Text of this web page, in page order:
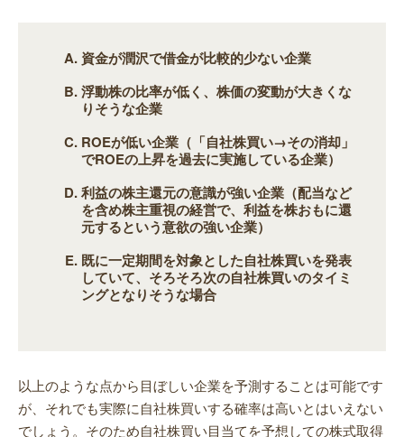
資金が潤沢で借金が比較的少ない企業
浮動株の比率が低く、株価の変動が大きくな
りそうな企業
ROEが低い企業（「自社株買い→その消却」
でROEの上昇を過去に実施している企業）
利益の株主還元の意識が強い企業（配当など
を含め株主重視の経営で、利益を株おもに還
元するという意欲の強い企業）
既に一定期間を対象とした自社株買いを発表
していて、そろそろ次の自社株買いのタイミ
ングとなりそうな場合
以上のような点から目ぼしい企業を予測することは可能です
が、それでも実際に自社株買いする確率は高いとはいえない
でしょう。そのため自社株買い目当てを予想しての株式取得